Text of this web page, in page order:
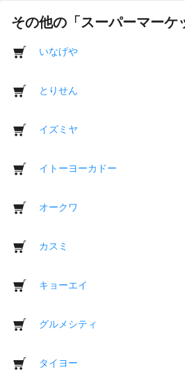
その他の「スーパーマーケ
いなげや
とりせん
イズミヤ
イトーヨーカドー
オークワ
カスミ
キョーエイ
グルメシティ
タイヨー